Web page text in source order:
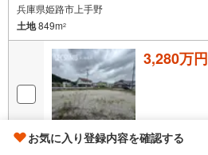
兵庫県姫路市上手野
土地849m2
画像14枚
3,280万円
お気に入り登録内容を確認する